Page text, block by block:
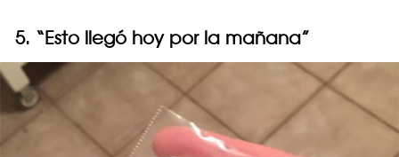
5. “Esto llegó hoy por la mañana”